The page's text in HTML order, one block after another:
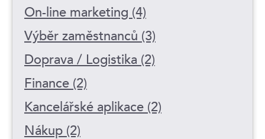
On-line marketing (4)
Výběr zaměstnanců (3)
Doprava / Logistika (2)
Finance (2)
Kancelářské aplikace (2)
Nákup (2)